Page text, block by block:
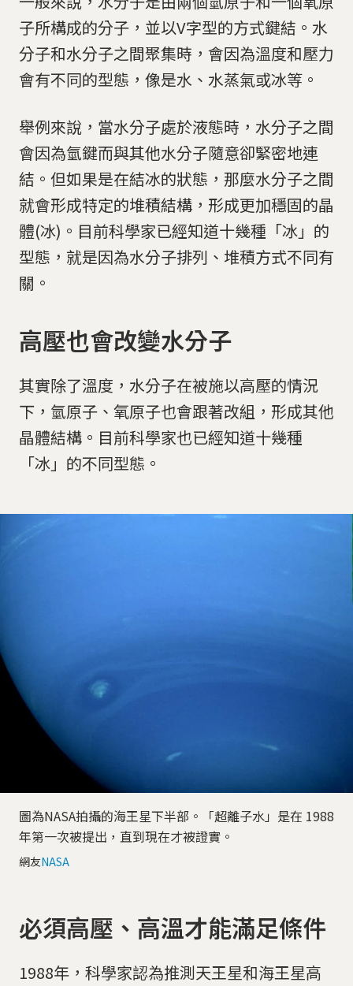
子所構成的分子，並以V字型的方式鍵結。水
分子和水分子之間聚集時，會因為溫度和壓力
會有不同的型態，像是水、水蒸氣或冰等。
舉例來說，當水分子處於液態時，水分子之間
會因為氫鍵而與其他水分子隨意卻緊密地連
結。但如果是在結冰的狀態，那麼水分子之間
就會形成特定的堆積結構，形成更加穩固的晶
體(冰)。目前科學家已經知道十幾種「冰」的
型態，就是因為水分子排列、堆積方式不同有
關。
高壓也會改變水分子
其實除了溫度，水分子在被施以高壓的情況
下，氫原子、氧原子也會跟著改組，形成其他
晶體結構。目前科學家也已經知道十幾種
「冰」的不同型態。
圖為NASA拍攝的海王星下半部。「超離子水」是在 1988
年第一次被提出，直到現在才被證實。
網友NASA
必須高壓、高溫才能滿足條件
1988年，科學家認為推測天王星和海王星高